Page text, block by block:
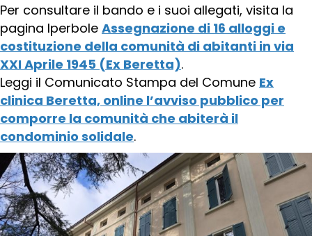
Per consultare il bando e i suoi allegati, visita la
pagina Iperbole Assegnazione di 16 alloggi e
costituzione della comunità di abitanti in via
XXI Aprile 1945 (Ex Beretta).
Leggi il Comunicato Stampa del Comune Ex
clinica Beretta, online l’avviso pubblico per
comporre la comunità che abiterà il
condominio solidale.